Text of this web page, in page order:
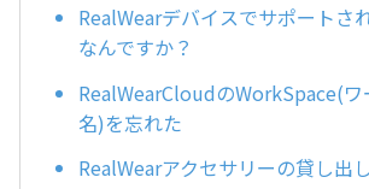
RealWearデバイスでサポートさ
なんですか？
RealWearCloudのWorkSpace(ワ
名)を忘れた
RealWearアクセサリーの貸し出